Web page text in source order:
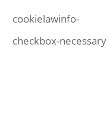
cookielawinfo-
checkbox-necessary